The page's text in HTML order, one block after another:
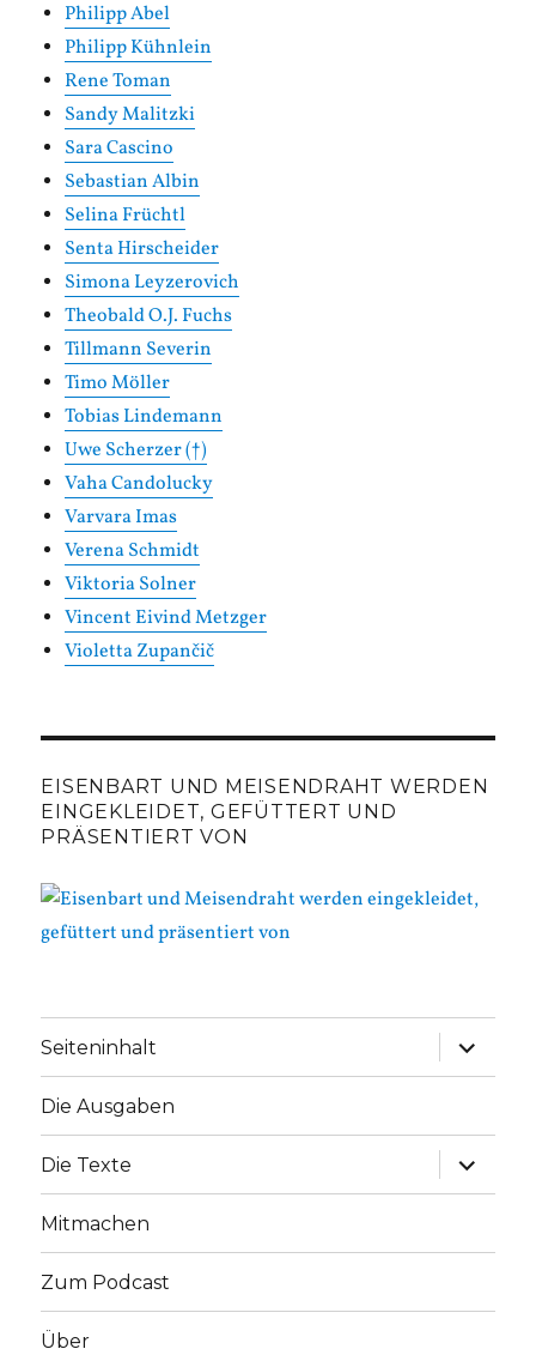
Philipp Abel
Philipp Kühnlein
Rene Toman
Sandy Malitzki
Sara Cascino
Sebastian Albin
Selina Früchtl
Senta Hirscheider
Simona Leyzerovich
Theobald O.J. Fuchs
Tillmann Severin
Timo Möller
Tobias Lindemann
Uwe Scherzer (†)
Vaha Candolucky
Varvara Imas
Verena Schmidt
Viktoria Solner
Vincent Eivind Metzger
Violetta Zupančič
EISENBART UND MEISENDRAHT WERDEN
EINGEKLEIDET, GEFÜTTERT UND
PRÄSENTIERT VON
Seiteninhalt
Die Ausgaben
Die Texte
Mitmachen
Zum Podcast
Über